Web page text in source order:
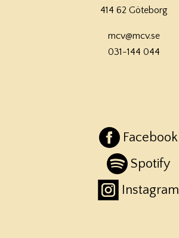
414 62 Göteborg
mcv@mcv.se
031-144 044
Facebook
Spotify
Instagram